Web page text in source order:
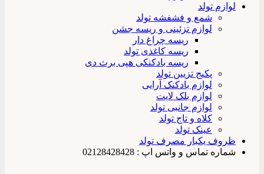
لوازم تولد
شمع و فشفشه تولد
لوازم تزئینی و ریسه جشن
ریسه چراغ دار
ریسه کاغذی تولد
ریسه بادکنکی هپی برث دی
پکیج تزیین تولد
لوازم بادکنک آرایی
لوازم بلک لایت
لوازم جانبی تولد
کلاه و تاج تولد
عینک تولد
ظروف یکبار مصرف تولد
شماره تماس و واتس اپ : 02128428428